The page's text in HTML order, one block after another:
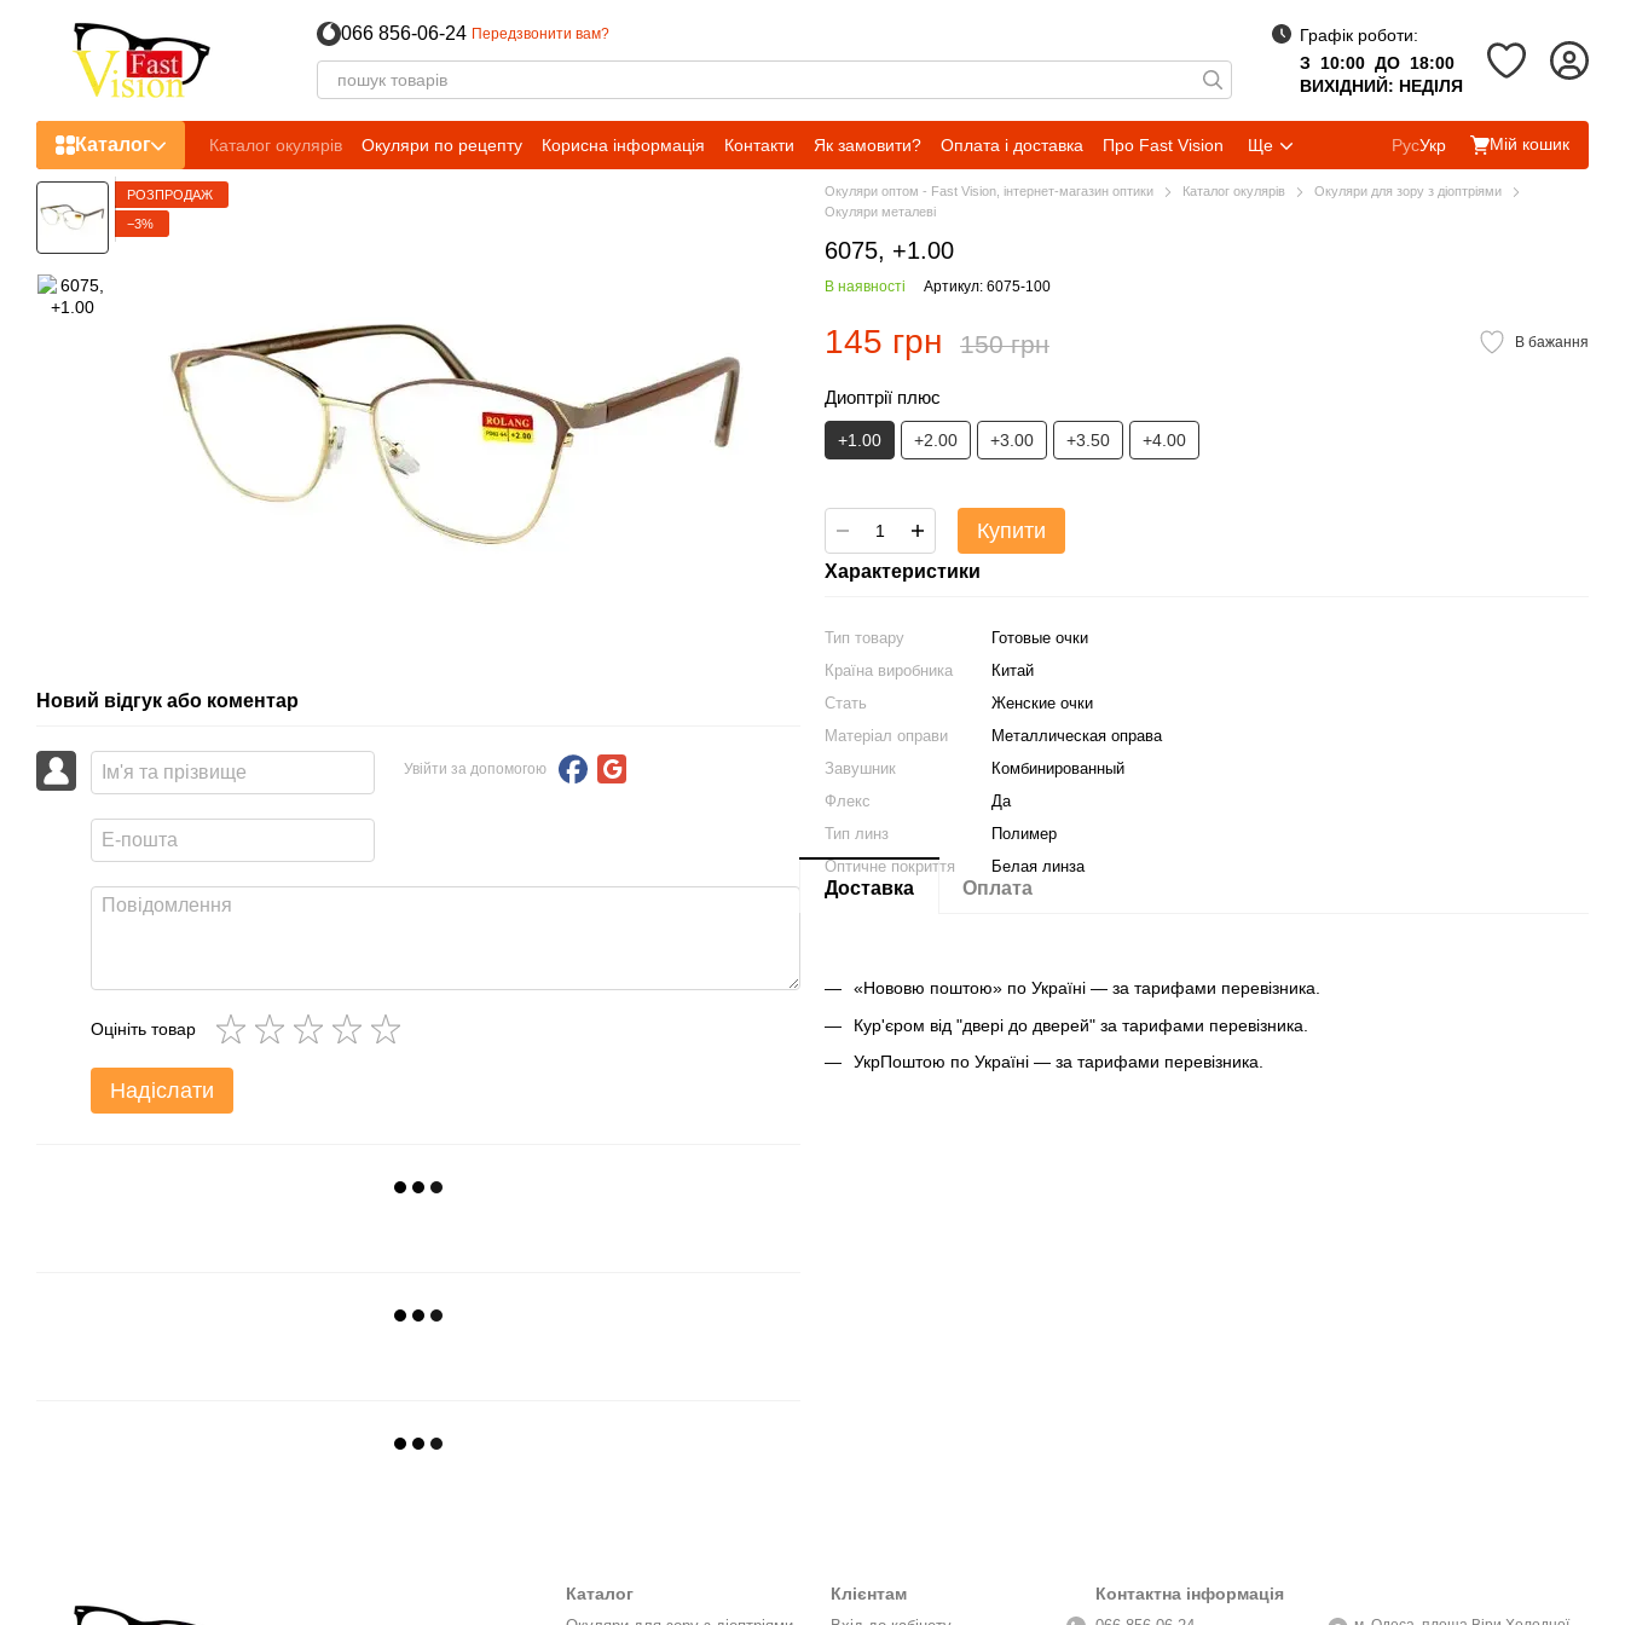
066 856-06-24 Передзвонити вам?
Графік роботи:
З 10:00 ДО 18:00
ВИХІДНИЙ: НЕДІЛЯ
Каталог Каталог окулярів Окуляри по рецепту Корисна інформація Контакти Як замовити? Оплата і доставка Про Fast Vision Ще РусУкр Мій кошик
РОЗПРОДАЖ
−3%
Новий відгук або коментар
Увійти за допомогою
Оцініть товар
Надіслати
Окуляри оптом - Fast Vision, інтернет-магазин оптики Каталог окулярів
Окуляри для зору з діоптріями
Окуляри металеві
6075, +1.00
В наявності Артикул: 6075-100
145 грн 150 грн В бажання
Диоптрії плюс
+1.00 +2.00 +3.00 +3.50 +4.00
Купити
Характеристики
Тип товару
Готовые очки
Країна виробника
Китай
Стать
Женские очки
Матеріал оправи
Металлическая оправа
Завушник
Комбинированный
Флекс
Да
Тип линз
Полимер
Оптичне покриття
Белая линза
Доставка Оплата
«Нововю поштою» по Україні — за тарифами перевізника.
Кур'єром від "двері до дверей" за тарифами перевізника.
УкрПоштою по Україні — за тарифами перевізника.
Каталог Клієнтам Контактна інформація